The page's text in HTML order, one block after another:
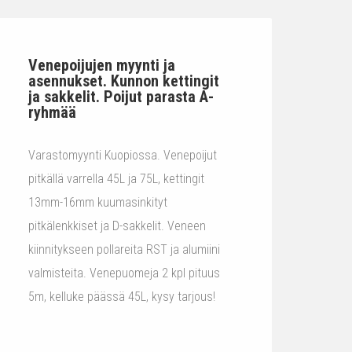
Venepoijujen myynti ja
asennukset. Kunnon kettingit
ja sakkelit. Poijut parasta A-
ryhmää
Varastomyynti Kuopiossa. Venepoijut
pitkällä varrella 45L ja 75L, kettingit
13mm-16mm kuumasinkityt
pitkälenkkiset ja D-sakkelit. Veneen
kiinnitykseen pollareita RST ja alumiini
valmisteita. Venepuomeja 2 kpl pituus
5m, kelluke päässä 45L, kysy tarjous!